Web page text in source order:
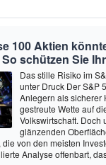
100 Aktien
schützen Sie
Das stille Risiko im
unter Druck Der S&P
Anlegern als sicherer
gestreute Wette auf
Volkswirtschaft. Doch
glänzenden
von den meisten
Analyse offenbart,